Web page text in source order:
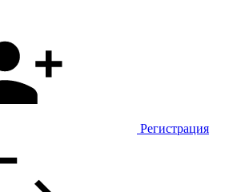
Регистрация